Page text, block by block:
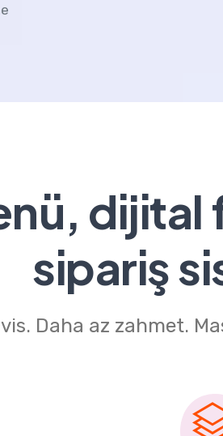
dijital
sipariş
Daha az zahmet.